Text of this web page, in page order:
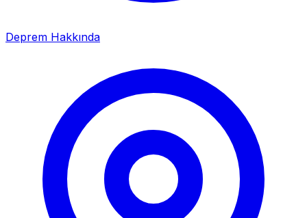
Deprem Hakkında